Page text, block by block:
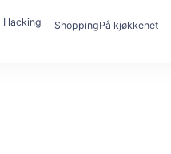
Hacking ShoppingPå kjøkkenet